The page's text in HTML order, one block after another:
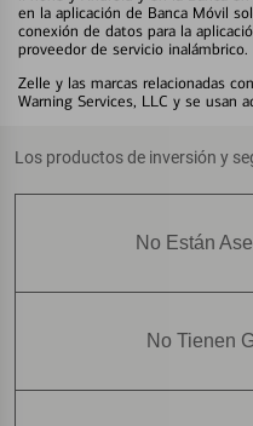
en la aplicación de Banca Móvil
conexión de datos para la
proveedor de servicio inalámbrico.
Zelle y las marcas relacionadas
Warning Services, LLC y se usan
Los productos de inversión y
No Están
No Tienen